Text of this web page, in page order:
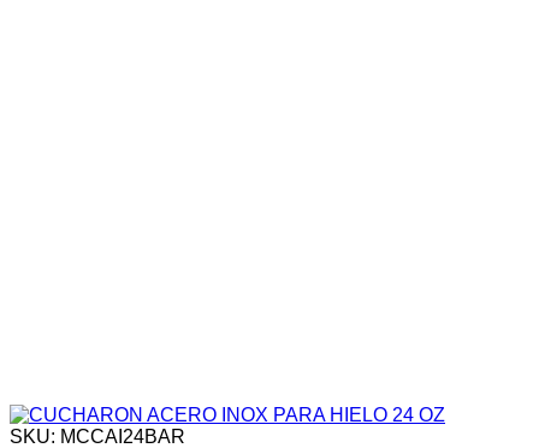
SKU: MCCAI24BAR